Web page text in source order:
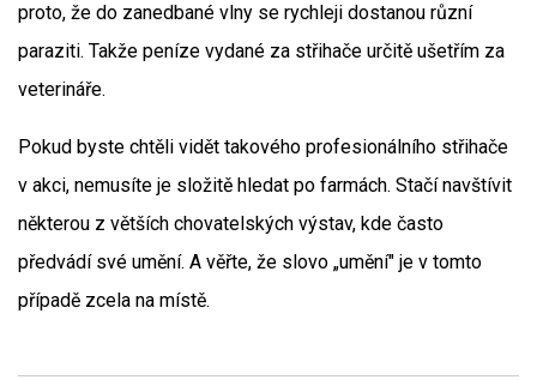
proto, že do zanedbané vlny se rychleji dostanou různí
paraziti. Takže peníze vydané za střihače určitě ušetřím za
veterináře.
Pokud byste chtěli vidět takového profesionálního střihače
v akci, nemusíte je složitě hledat po farmách. Stačí navštívit
některou z větších chovatelských výstav, kde často
předvádí své umění. A věřte, že slovo „umění" je v tomto
případě zcela na místě.